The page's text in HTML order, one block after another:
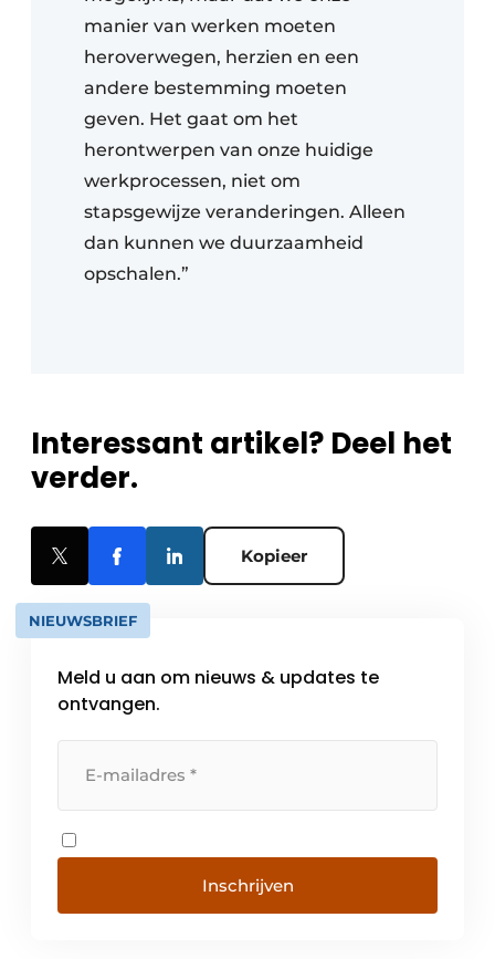
manier van werken moeten
heroverwegen, herzien en een
andere bestemming moeten
geven. Het gaat om het
herontwerpen van onze huidige
werkprocessen, niet om
stapsgewijze veranderingen. Alleen
dan kunnen we duurzaamheid
opschalen.”
Interessant artikel? Deel het
verder.
Kopieer
NIEUWSBRIEF
Meld u aan om nieuws & updates te
ontvangen.
Inschrijven